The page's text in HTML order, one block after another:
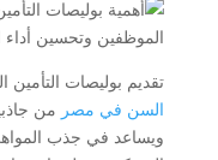
تقديم بوليصات التأمين
السن في مصر من
ويساعد في جذب